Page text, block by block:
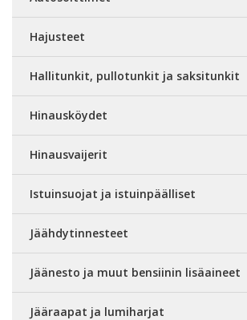
Hajusteet
Hallitunkit, pullotunkit ja saksitunkit
Hinausköydet
Hinausvaijerit
Istuinsuojat ja istuinpäälliset
Jäähdytinnesteet
Jäänesto ja muut bensiinin lisäaineet
Jääraapat ja lumiharjat